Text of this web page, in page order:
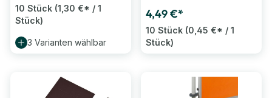
10 Stück (1,30 €* / 1
Stück)
3 Varianten wählbar
4,49 €*
10 Stück (0,45 €* / 1
Stück)